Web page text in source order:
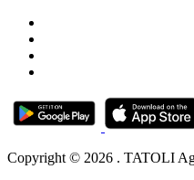
Copyright © 2026 . TATOLI